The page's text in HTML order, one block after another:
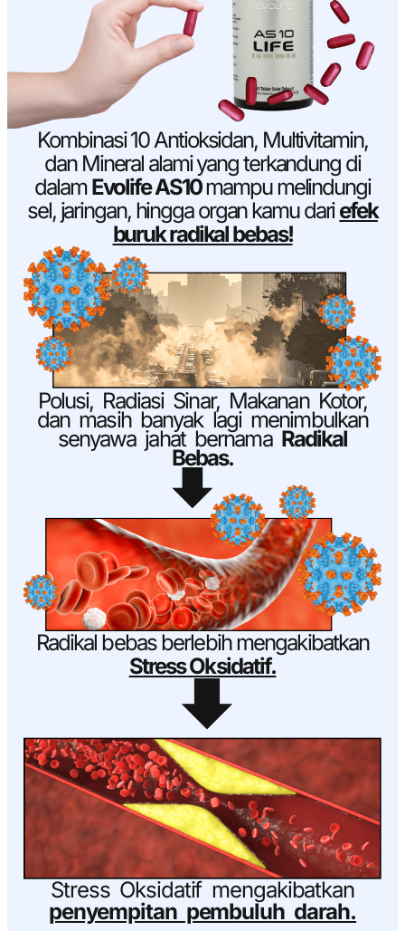
Kombinasi 10 Antioksidan, Multivitamin,
dan Mineral alami yang terkandung di
dalamEvolife AS10mampu melindungi
sel, jaringan, hingga organ kamu dariefek
buruk radikal bebas!
Polusi, Radiasi Sinar, Makanan Kotor,
dan masih banyak lagi menimbulkan
senyawa jahat bernama Radikal
Bebas.
Radikal bebas berlebih mengakibatkan
Stress Oksidatif.
Stress Oksidatif mengakibatkan
penyempitan pembuluh darah.